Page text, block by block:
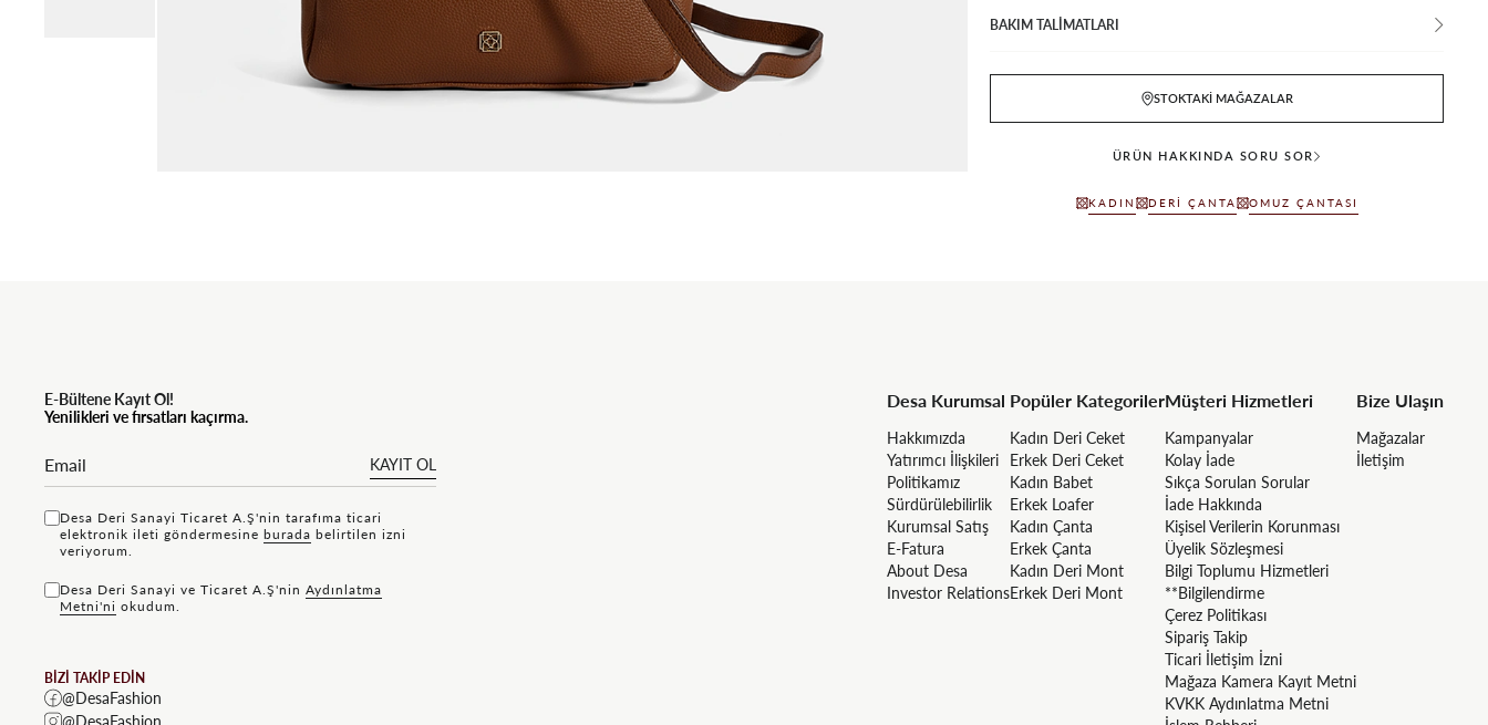
BAKIM TALİMATLARI
STOKTAKI MAĞAZALAR
ÜRÜN HAKKINDA SORU SOR
KADIN DERI ÇANTA OMUZ ÇANTASI
E-Bültene Kayıt Ol!
Yenilikleri ve fırsatları kaçırma.
KAYIT OL
Desa Deri Sanayi Ticaret A.Ş'nin tarafıma ticari
elektronik ileti göndermesine bu rada belirtilen izni
veriyorum.
Desa Deri Sanayi ve Ticaret A.Ş'nin Aydınlatma
Metni'ni okudum.
BİZİ TAKİP EDİN
@DesaFashion
@DesaFashion
Desa Kurumsal
Hakkımızda
Yatırımcı İlişkileri
Politikamız
Sürdürülebilirlik
Kurumsal Satış
E-Fatura
About Desa
Investor Relations
Popüler Kategoriler
Kadın Deri Ceket
Erkek Deri Ceket
Kadın Babet
Erkek Loafer
Kadın Çanta
Erkek Çanta
Kadın Deri Mont
Erkek Deri Mont
Müşteri Hizmetleri
Kampanyalar
Kolay İade
Sıkça Sorulan Sorular
İade Hakkında
Kişisel Verilerin Korunması
Üyelik Sözleşmesi
Bilgi Toplumu Hizmetleri
**Bilgilendirme
Çerez Politikası
Sipariş Takip
Ticari İletişim İzni
Mağaza Kamera Kayıt Metni
KVKK Aydınlatma Metni
Bize Ulaşın
Mağazalar
İletişim